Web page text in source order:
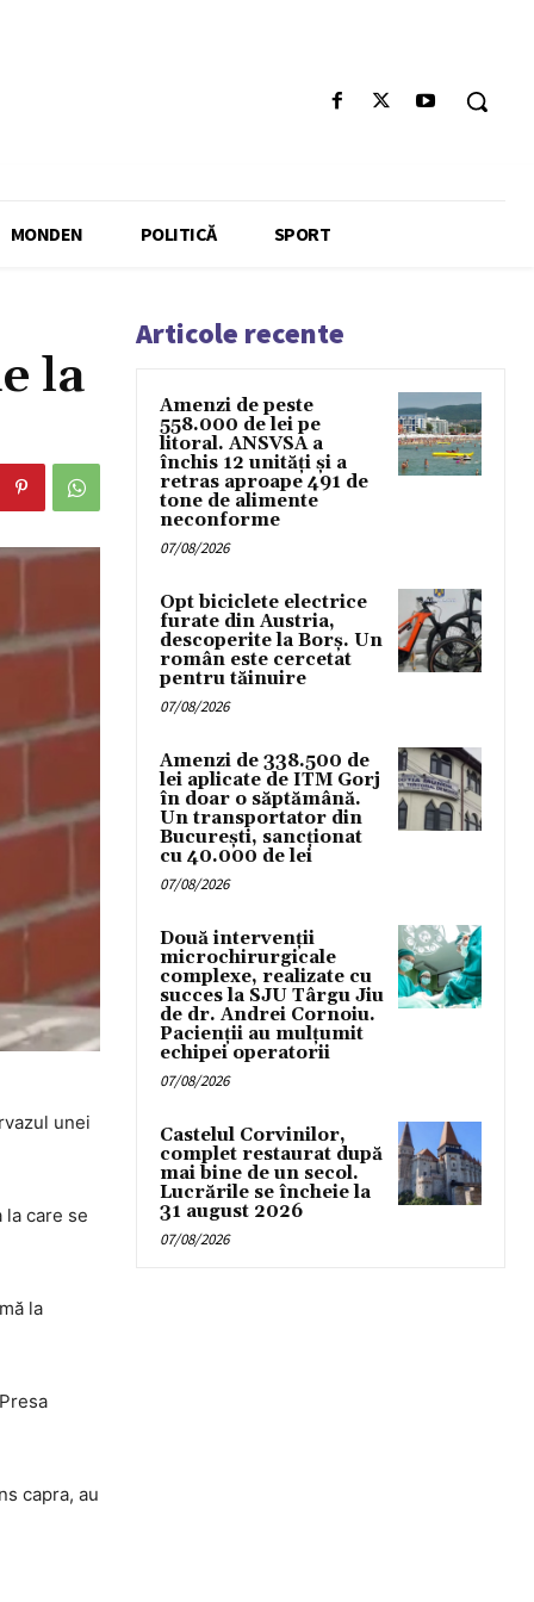
MONDEN POLITICĂ SPORT
la
unei
care se
la
capra, au
Articole recente
Amenzi de peste
558.000 de lei pe
litoral. ANSVSA a
închis 12 unități și a
retras aproape 491 de
tone de alimente
neconforme
07/08/2026
Opt biciclete electrice
furate din Austria,
descoperite la Borș. Un
român este cercetat
pentru tăinuire
07/08/2026
Amenzi de 338.500 de
lei aplicate de ITM Gorj
în doar o săptămână.
Un transportator din
București, sancționat
cu 40.000 de lei
07/08/2026
Două intervenții
microchirurgicale
complexe, realizate cu
succes la SJU Târgu Jiu
de dr. Andrei Cornoiu.
Pacienții au mulțumit
echipei operatorii
07/08/2026
Castelul Corvinilor,
complet restaurat după
mai bine de un secol.
Lucrările se încheie la
31 august 2026
07/08/2026